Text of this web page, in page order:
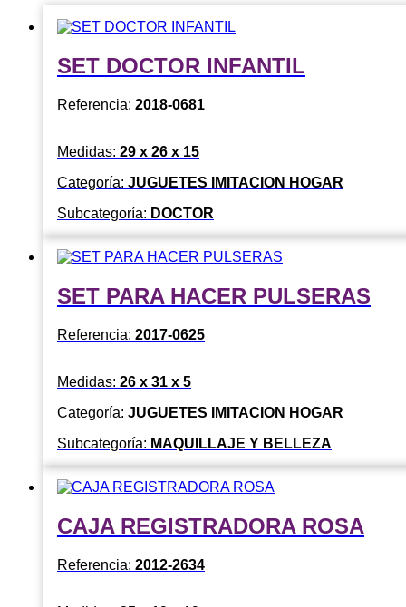
SET DOCTOR INFANTIL
Referencia: 2018-0681
Medidas: 29 x 26 x 15
Categoría: JUGUETES IMITACION HOGAR
Subcategoría: DOCTOR
SET PARA HACER PULSERAS
Referencia: 2017-0625
Medidas: 26 x 31 x 5
Categoría: JUGUETES IMITACION HOGAR
Subcategoría: MAQUILLAJE Y BELLEZA
CAJA REGISTRADORA ROSA
Referencia: 2012-2634